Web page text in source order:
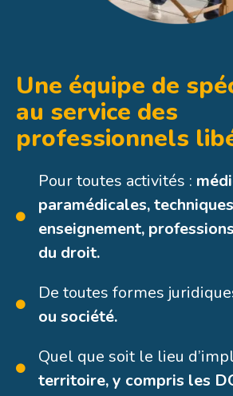
Une équipe de
au service des
professionnels
Pour toutes activités :
paramédicales,
enseignement,
du droit.
De toutes formes
ou société.
Quel que soit le lieu
territoire, y compris les